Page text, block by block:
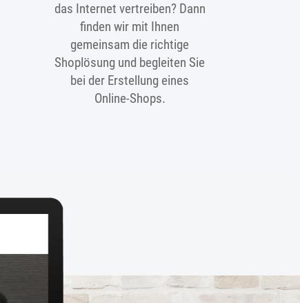
das Internet vertreiben? Dann
finden wir mit Ihnen
gemeinsam die richtige
Shoplösung und begleiten Sie
bei der Erstellung eines
Online-Shops.